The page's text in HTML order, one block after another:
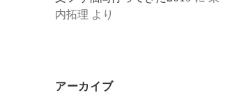
内拓理 より
アーカイブ